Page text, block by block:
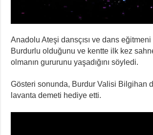
Anadolu Ateşi dansçısı ve dans eğitmeni
Burdurlu olduğunu ve kentte ilk kez
olmanın gururunu yaşadığını söyledi.
Gösteri sonunda, Burdur Valisi Bilgihan
lavanta demeti hediye etti.